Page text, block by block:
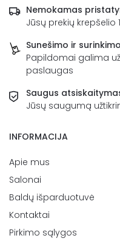
Nemokamas
Jūsų prekių krepšelio
Sunešimo ir
Papildomai galima
paslaugas
Saugus
Jūsų saugumą
INFORMACIJA
Apie mus
Salonai
Baldų išparduotuvė
Kontaktai
Pirkimo sąlygos